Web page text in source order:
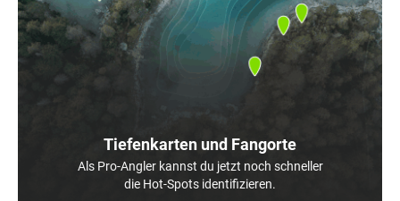
Tiefenkarten und Fangorte
Als Pro-Angler kannst du jetzt noch schneller
die Hot-Spots identifizieren.